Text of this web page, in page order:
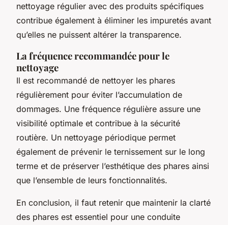
nettoyage régulier avec des produits spécifiques
contribue également à éliminer les impuretés avant
qu’elles ne puissent altérer la transparence.
La fréquence recommandée pour le
nettoyage
Il est recommandé de nettoyer les phares
régulièrement pour éviter l’accumulation de
dommages. Une fréquence régulière assure une
visibilité optimale et contribue à la sécurité
routière. Un nettoyage périodique permet
également de prévenir le ternissement sur le long
terme et de préserver l’esthétique des phares ainsi
que l’ensemble de leurs fonctionnalités.
En conclusion, il faut retenir que maintenir la clarté
des phares est essentiel pour une conduite